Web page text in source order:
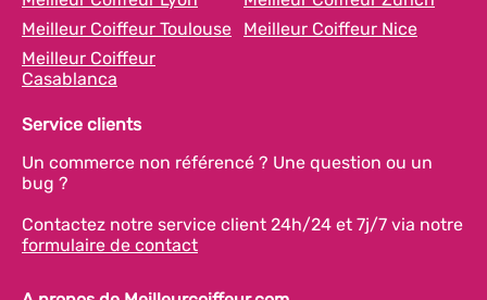
Meilleur Coiffeur Toulouse
Meilleur Coiffeur Nice
Meilleur Coiffeur
Casablanca
Service clients
Un commerce non référencé ? Une question ou un
bug ?
Contactez notre service client 24h/24 et 7j/7 via notre
formulaire de contact